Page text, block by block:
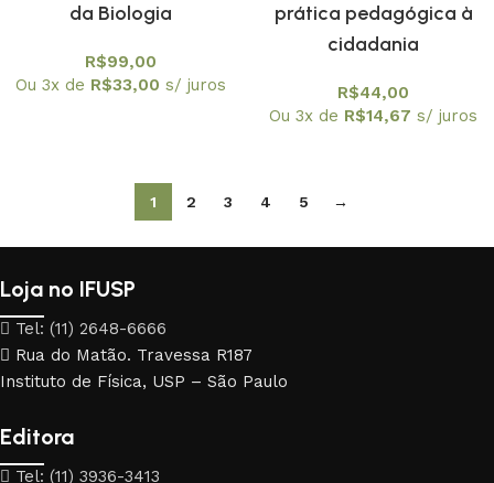
da Biologia
R$99,00
Ou 3x de R$33,00 s/ juros
prática pedagógica à
cidadania
R$44,00
Ou 3x de R$14,67 s/ juros
1 2 3 4 5 →
Loja no IFUSP
Tel: (11) 2648-6666
Rua do Matão. Travessa R187
Instituto de Física, USP – São Paulo
Editora
Tel: (11) 3936-3413